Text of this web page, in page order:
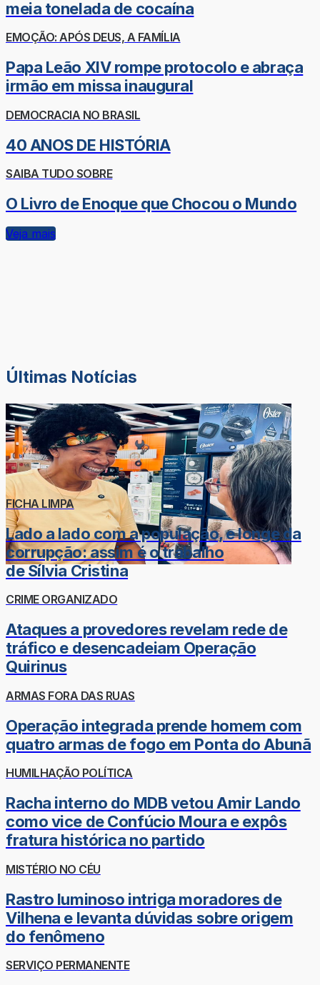
meia tonelada de cocaína
EMOÇÃO: APÓS DEUS, A FAMÍLIA
Papa Leão XIV rompe protocolo e abraça
irmão em missa inaugural
DEMOCRACIA NO BRASIL
40 ANOS DE HISTÓRIA
SAIBA TUDO SOBRE
O Livro de Enoque que Chocou o Mundo
Veja mais
Últimas Notícias
FICHA LIMPA
Lado a lado com a população, e longe da
corrupção: assim é o trabalho
de Sílvia Cristina
CRIME ORGANIZADO
Ataques a provedores revelam rede de
tráfico e desencadeiam Operação
Quirinus
ARMAS FORA DAS RUAS
Operação integrada prende homem com
quatro armas de fogo em Ponta do Abunã
HUMILHAÇÃO POLÍTICA
Racha interno do MDB vetou Amir Lando
como vice de Confúcio Moura e expôs
fratura histórica no partido
MISTÉRIO NO CÉU
Rastro luminoso intriga moradores de
Vilhena e levanta dúvidas sobre origem
do fenômeno
SERVIÇO PERMANENTE